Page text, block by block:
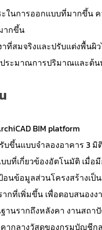
ในการออกแบบที่มากขึ้น
ากขึ้น
าที่สมจริงและปรับแต่งพื้นผิ
ระมาณการปริมาณและต้น
BIM platform
บขึ้นแบบจำลองอาคาร 3
บที่เกี่ยวข้องอัตโนมัติ เมื่อ
อนข้อมูลส่วนโครงสร้างเป็
กที่เพิ่มขึ้น เพื่อตอบสนองง
นรากถึงหลังคา งานสถา
ากลางวัสดุของกรมบัญชีก